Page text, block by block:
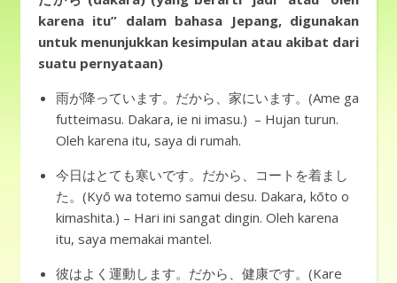
karena itu” dalam bahasa Jepang, digunakan
untuk menunjukkan kesimpulan atau akibat dari
suatu pernyataan)
雨が降っています。だから、家にいます。(Ame ga
futteimasu. Dakara, ie ni imasu.) – Hujan turun.
Oleh karena itu, saya di rumah.
今日はとても寒いです。だから、コートを着まし
た。(Kyō wa totemo samui desu. Dakara, kōto o
kimashita.) – Hari ini sangat dingin. Oleh karena
itu, saya memakai mantel.
彼はよく運動します。だから、健康です。(Kare